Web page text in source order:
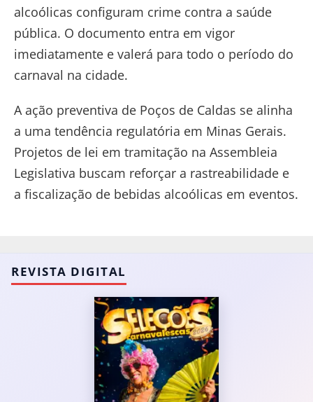
alcoólicas configuram crime contra a saúde
pública. O documento entra em vigor
imediatamente e valerá para todo o período do
carnaval na cidade.
A ação preventiva de Poços de Caldas se alinha
a uma tendência regulatória em Minas Gerais.
Projetos de lei em tramitação na Assembleia
Legislativa buscam reforçar a rastreabilidade e
a fiscalização de bebidas alcoólicas em eventos.
REVISTA DIGITAL